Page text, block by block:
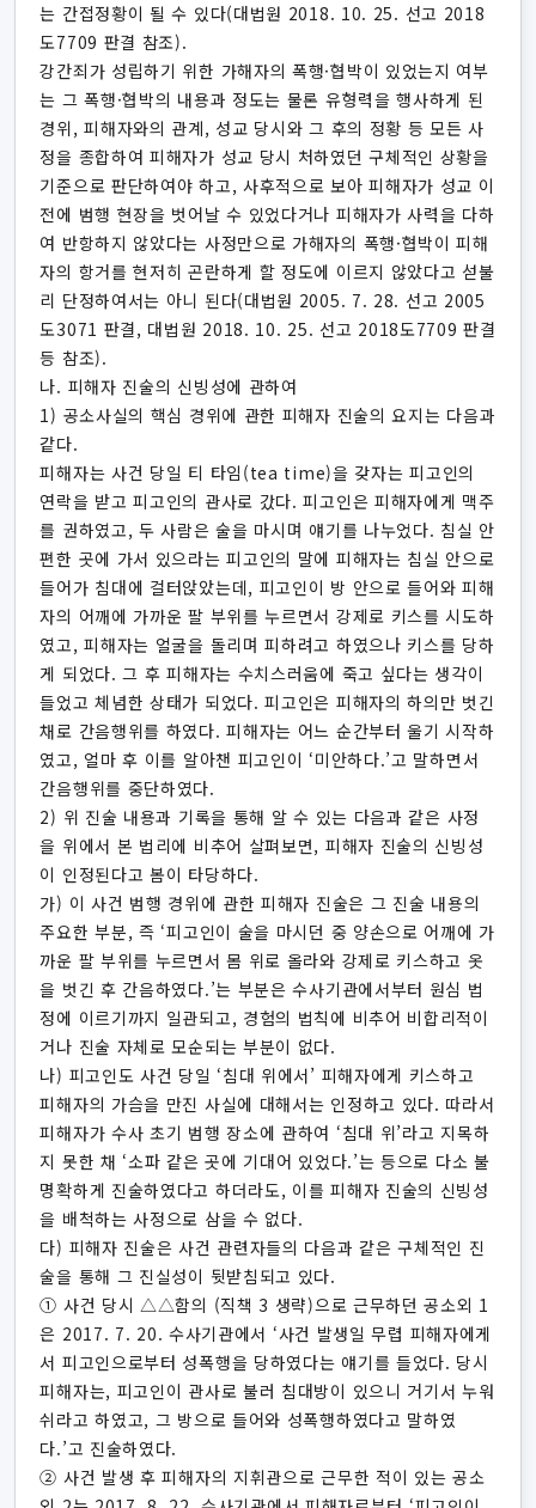
는 간접정황이 될 수 있다(대법원 2018. 10. 25. 선고 2018
도7709 판결 참조).
강간죄가 성립하기 위한 가해자의 폭행·협박이 있었는지 여부
는 그 폭행·협박의 내용과 정도는 물론 유형력을 행사하게 된
경위, 피해자와의 관계, 성교 당시와 그 후의 정황 등 모든 사
정을 종합하여 피해자가 성교 당시 처하였던 구체적인 상황을
기준으로 판단하여야 하고, 사후적으로 보아 피해자가 성교 이
전에 범행 현장을 벗어날 수 있었다거나 피해자가 사력을 다하
여 반항하지 않았다는 사정만으로 가해자의 폭행·협박이 피해
자의 항거를 현저히 곤란하게 할 정도에 이르지 않았다고 섣불
리 단정하여서는 아니 된다(대법원 2005. 7. 28. 선고 2005
도3071 판결, 대법원 2018. 10. 25. 선고 2018도7709 판결
등 참조).
나. 피해자 진술의 신빙성에 관하여
1) 공소사실의 핵심 경위에 관한 피해자 진술의 요지는 다음과
같다.
피해자는 사건 당일 티 타임(tea time)을 갖자는 피고인의
연락을 받고 피고인의 관사로 갔다. 피고인은 피해자에게 맥주
를 권하였고, 두 사람은 술을 마시며 얘기를 나누었다. 침실 안
편한 곳에 가서 있으라는 피고인의 말에 피해자는 침실 안으로
들어가 침대에 걸터앉았는데, 피고인이 방 안으로 들어와 피해
자의 어깨에 가까운 팔 부위를 누르면서 강제로 키스를 시도하
였고, 피해자는 얼굴을 돌리며 피하려고 하였으나 키스를 당하
게 되었다. 그 후 피해자는 수치스러움에 죽고 싶다는 생각이
들었고 체념한 상태가 되었다. 피고인은 피해자의 하의만 벗긴
채로 간음행위를 하였다. 피해자는 어느 순간부터 울기 시작하
였고, 얼마 후 이를 알아챈 피고인이 ‘미안하다.’고 말하면서
간음행위를 중단하였다.
2) 위 진술 내용과 기록을 통해 알 수 있는 다음과 같은 사정
을 위에서 본 법리에 비추어 살펴보면, 피해자 진술의 신빙성
이 인정된다고 봄이 타당하다.
가) 이 사건 범행 경위에 관한 피해자 진술은 그 진술 내용의
주요한 부분, 즉 ‘피고인이 술을 마시던 중 양손으로 어깨에 가
까운 팔 부위를 누르면서 몸 위로 올라와 강제로 키스하고 옷
을 벗긴 후 간음하였다.’는 부분은 수사기관에서부터 원심 법
정에 이르기까지 일관되고, 경험의 법칙에 비추어 비합리적이
거나 진술 자체로 모순되는 부분이 없다.
나) 피고인도 사건 당일 ‘침대 위에서’ 피해자에게 키스하고
피해자의 가슴을 만진 사실에 대해서는 인정하고 있다. 따라서
피해자가 수사 초기 범행 장소에 관하여 ‘침대 위’라고 지목하
지 못한 채 ‘소파 같은 곳에 기대어 있었다.’는 등으로 다소 불
명확하게 진술하였다고 하더라도, 이를 피해자 진술의 신빙성
을 배척하는 사정으로 삼을 수 없다.
다) 피해자 진술은 사건 관련자들의 다음과 같은 구체적인 진
술을 통해 그 진실성이 뒷받침되고 있다.
① 사건 당시 △△함의 (직책 3 생략)으로 근무하던 공소외 1
은 2017. 7. 20. 수사기관에서 ‘사건 발생일 무렵 피해자에게
서 피고인으로부터 성폭행을 당하였다는 얘기를 들었다. 당시
피해자는, 피고인이 관사로 불러 침대방이 있으니 거기서 누워
쉬라고 하였고, 그 방으로 들어와 성폭행하였다고 말하였
다.’고 진술하였다.
② 사건 발생 후 피해자의 지휘관으로 근무한 적이 있는 공소